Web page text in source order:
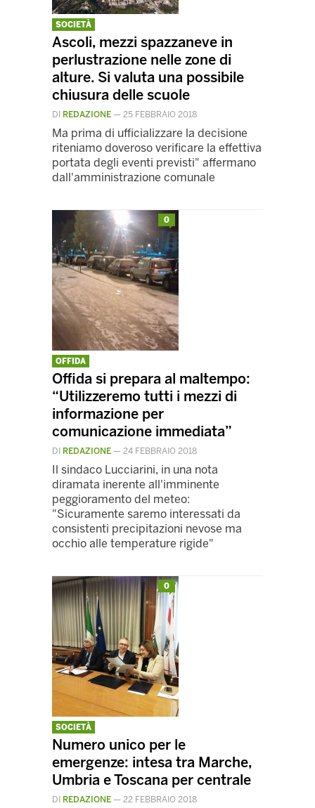
SOCIETÀ
Ascoli, mezzi spazzaneve in
perlustrazione nelle zone di
alture. Si valuta una possibile
chiusura delle scuole
DI REDAZIONE — 25 FEBBRAIO 2018
Ma prima di ufficializzare la decisione
riteniamo doveroso verificare la effettiva
portata degli eventi previsti" affermano
dall'amministrazione comunale
0
OFFIDA
Offida si prepara al maltempo:
“Utilizzeremo tutti i mezzi di
informazione per
comunicazione immediata”
DI REDAZIONE — 24 FEBBRAIO 2018
Il sindaco Lucciarini, in una nota
diramata inerente all'imminente
peggioramento del meteo:
"Sicuramente saremo interessati da
consistenti precipitazioni nevose ma
occhio alle temperature rigide"
0
SOCIETÀ
Numero unico per le
emergenze: intesa tra Marche,
Umbria e Toscana per centrale
DI REDAZIONE — 22 FEBBRAIO 2018